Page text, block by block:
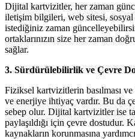
Dijital kartvizitler, her zaman
iletişim bilgileri, web sitesi,
istediğiniz zaman
ortaklarınızın size her zaman
sağlar.
3. Sürdürülebilirlik ve Çevre
Fiziksel kartvizitlerin basılması ve
ve enerjiye ihtiyaç vardır. Bu da
sebep olur. Dijital kartvizitler ise
paylaşıldığı için çevre dostudur.
kaynakların korunmasına